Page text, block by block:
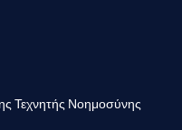
Τεχνητής Νοημοσύνης